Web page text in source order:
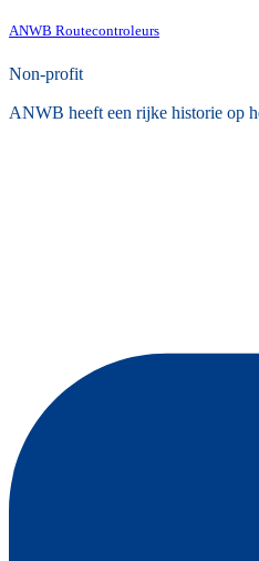
ANWB Routecontroleurs
Non-profit
ANWB heeft een rijke historie op